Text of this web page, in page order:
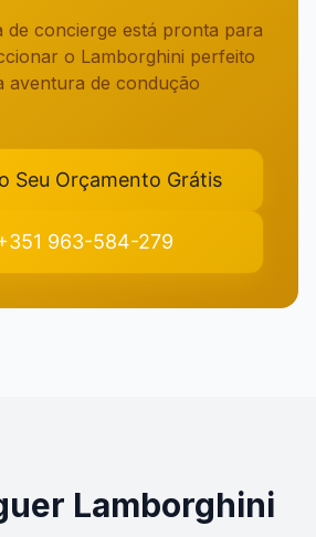
de concierge está pronta para
o Lamborghini perfeito
aventura de condução
Seu Orçamento Grátis
963-584-279
Lamborghini